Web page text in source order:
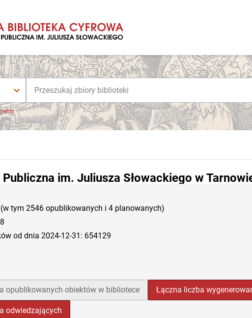
im. Juliusza Słowackiego w
tym 2546 opublikowanych i 4 planowanych)
od dnia 2024-12-31: 654129
opublikowanych obiektów w bibliotece Łączna liczba
odwiedzających